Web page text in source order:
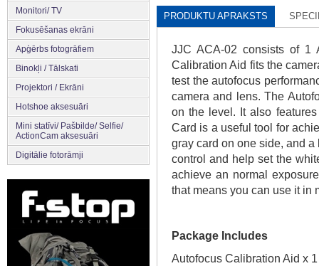
Monitori/ TV
Fokusēšanas ekrāni
Apģērbs fotogrāfiem
Binokļi / Tālskati
Projektori / Ekrāni
Hotshoe aksesuāri
Mini statīvi/ Pašbilde/ Selfie/
ActionCam aksesuāri
Digitālie fotorāmji
PRODUKTU APRAKSTS
JJC ACA-02 consists of 1
Calibration Aid fits the
test the autofocus
camera and lens. The
on the level. It also
Card is a useful tool for
gray card on one side, and
control and help set the
achieve an normal
that means you can use it in
Package Includes
Autofocus Calibration Aid x 1